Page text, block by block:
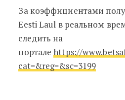
За коэффициентами
Eesti Laul в реальном
следить на
порталеhttps://
cat=&reg=&sc=3199